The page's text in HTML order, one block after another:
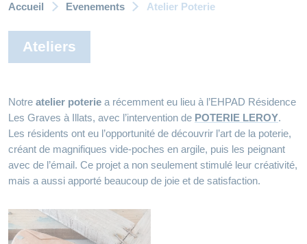
Accueil Evenements Atelier Poterie
Ateliers
Notre atelier poterie a récemment eu lieu à l’EHPAD Résidence
Les Graves à Illats, avec l’intervention de POTERIE LEROY.
Les résidents ont eu l’opportunité de découvrir l’art de la poterie,
créant de magnifiques vide-poches en argile, puis les peignant
avec de l’émail. Ce projet a non seulement stimulé leur créativité,
mais a aussi apporté beaucoup de joie et de satisfaction.